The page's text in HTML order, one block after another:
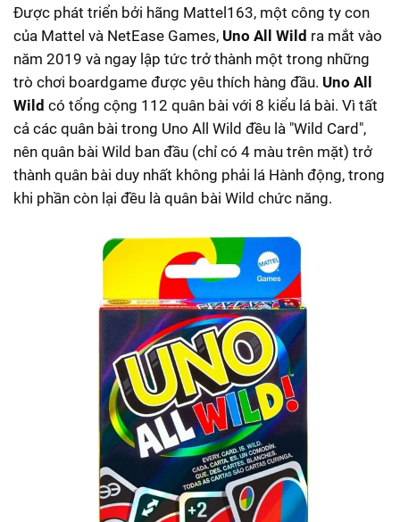
Được phát triển bởi hãng Mattel163, một công ty con
của Mattel và NetEase Games, Uno All Wild ra mắt vào
năm 2019 và ngay lập tức trở thành một trong những
trò chơi boardgame được yêu thích hàng đầu. Uno All
Wild có tổng cộng 112 quân bài với 8 kiểu lá bài. Vì tất
cả các quân bài trong Uno All Wild đều là "Wild Card",
nên quân bài Wild ban đầu (chỉ có 4 màu trên mặt) trở
thành quân bài duy nhất không phải lá Hành động, trong
khi phần còn lại đều là quân bài Wild chức năng.